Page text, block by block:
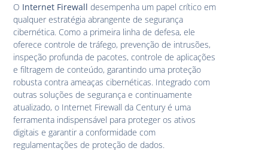
O Internet Firewall desempenha um papel crítico em
qualquer estratégia abrangente de segurança
cibernética. Como a primeira linha de defesa, ele
oferece controle de tráfego, prevenção de intrusões,
inspeção profunda de pacotes, controle de aplicações
e filtragem de conteúdo, garantindo uma proteção
robusta contra ameaças cibernéticas. Integrado com
outras soluções de segurança e continuamente
atualizado, o Internet Firewall da Century é uma
ferramenta indispensável para proteger os ativos
digitais e garantir a conformidade com
regulamentações de proteção de dados.